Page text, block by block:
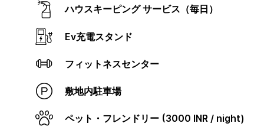
ハウスキーピング サービス（毎日）
Ev充電スタンド
フィットネスセンター
敷地内駐車場
ペット・フレンドリー (3000 INR / night)